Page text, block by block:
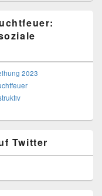
2023
Twitter